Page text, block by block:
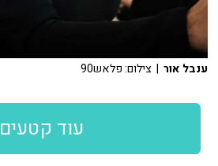
ענבל אור | צילום: פלאש90
עוד קטעים